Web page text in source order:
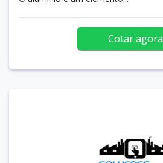
Cotar agora